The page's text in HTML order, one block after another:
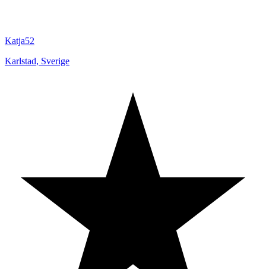
Katja52
Karlstad, Sverige